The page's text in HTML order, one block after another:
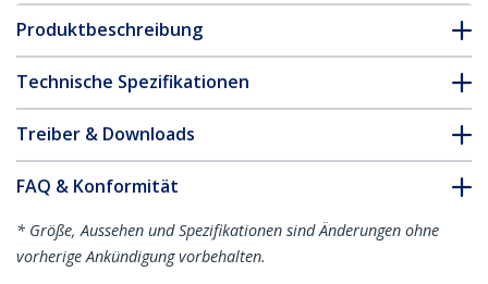
Produktbeschreibung
Technische Spezifikationen
Treiber & Downloads
FAQ & Konformität
* Größe, Aussehen und Spezifikationen sind Änderungen ohne
vorherige Ankündigung vorbehalten.